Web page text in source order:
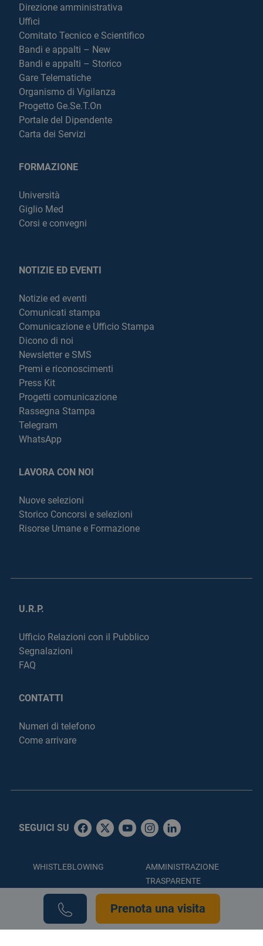
Direzione amministrativa
Uffici
Comitato Tecnico e Scientifico
Bandi e appalti – New
Bandi e appalti – Storico
Gare Telematiche
Organismo di Vigilanza
Progetto Ge.Se.T.On
Portale del Dipendente
Carta dei Servizi
FORMAZIONE
Università
Giglio Med
Corsi e convegni
NOTIZIE ED EVENTI
Notizie ed eventi
Comunicati stampa
Comunicazione e Ufficio Stampa
Dicono di noi
Newsletter e SMS
Premi e riconoscimenti
Press Kit
Progetti comunicazione
Rassegna Stampa
Telegram
WhatsApp
LAVORA CON NOI
Nuove selezioni
Storico Concorsi e selezioni
Risorse Umane e Formazione
U.R.P.
Ufficio Relazioni con il Pubblico
Segnalazioni
FAQ
CONTATTI
Numeri di telefono
Come arrivare
SEGUICI SU
WHISTLEBLOWING
AMMINISTRAZIONE
TRASPARENTE
ACCESSIBILITÀ
COOKIE POLICY
Prenota una visita